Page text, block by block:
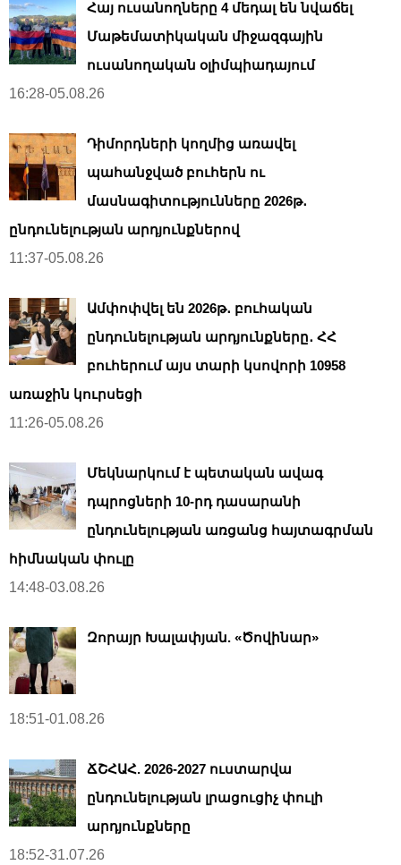
Հայ ուսանողները 4 մեդալ են նվաճել
Մաթեմատիկական միջազգային
ուսանողական օլիմպիադայում
16:28-05.08.26
Դիմորդների կողմից առավել
պահանջված բուհերն ու
մասնագիտությունները 2026թ․
ընդունելության արդյունքներով
11:37-05.08.26
Ամփոփվել են 2026թ․ բուհական
ընդունելության արդյունքները․ ՀՀ
բուհերում այս տարի կսովորի 10958
առաջին կուրսեցի
11:26-05.08.26
Մեկնարկում է պետական ավագ
դպրոցների 10-րդ դասարանի
ընդունելության առցանց հայտագրման
հիմնական փուլը
14:48-03.08.26
Զորայր Խալափյան. «Ծովինար»
18:51-01.08.26
ՃՇՀԱՀ. 2026-2027 ուստարվա
ընդունելության լրացուցիչ փուլի
արդյունքները
18:52-31.07.26